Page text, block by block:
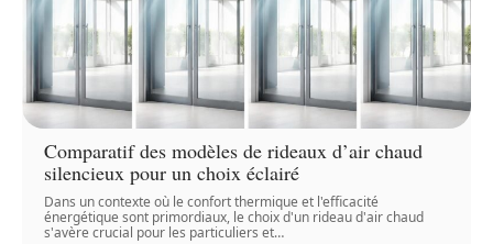
Comparatif des modèles de rideaux d’air chaud
silencieux pour un choix éclairé
Dans un contexte où le confort thermique et l'efficacité
énergétique sont primordiaux, le choix d'un rideau d'air chaud
s'avère crucial pour les particuliers et…